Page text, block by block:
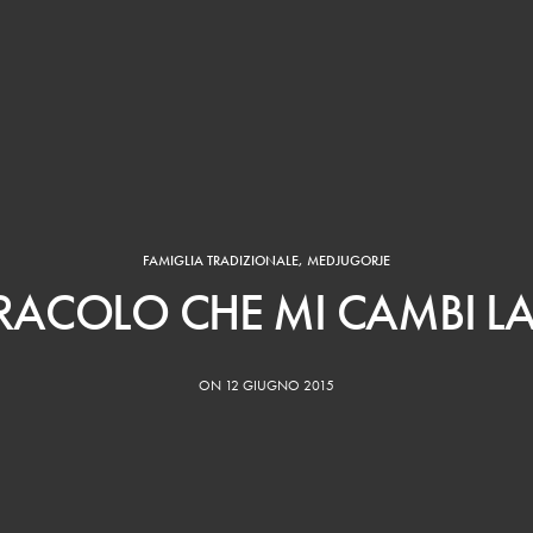
FAMIGLIA TRADIZIONALE, MEDJUGORJE
CHE MI CAMBI
ON 12 GIUGNO 2015